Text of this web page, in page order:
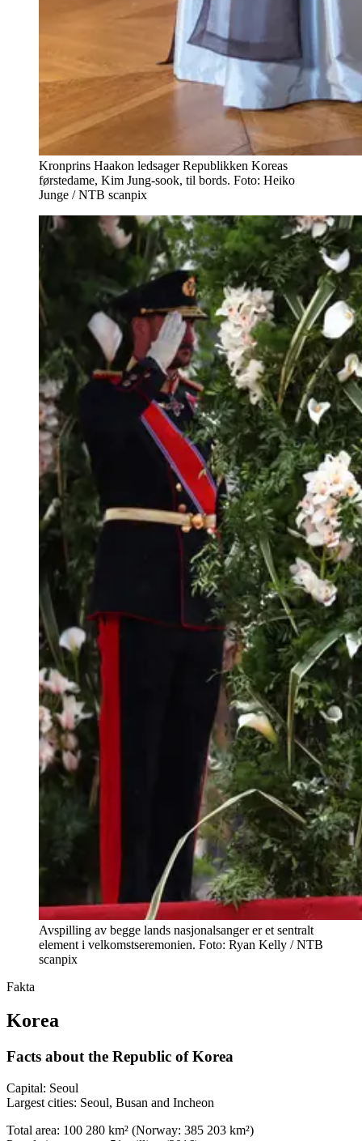
Kronprins Haakon ledsager Republikken Koreas
førstedame, Kim Jung-sook, til bords. Foto: Heiko
Junge / NTB scanpix
Avspilling av begge lands nasjonalsanger er et sentralt
element i velkomstseremonien. Foto: Ryan Kelly / NTB
scanpix
Fakta
Korea
Facts about the Republic of Korea
Capital: Seoul
Largest cities: Seoul, Busan and Incheon
Total area: 100 280 km² (Norway: 385 203 km²)